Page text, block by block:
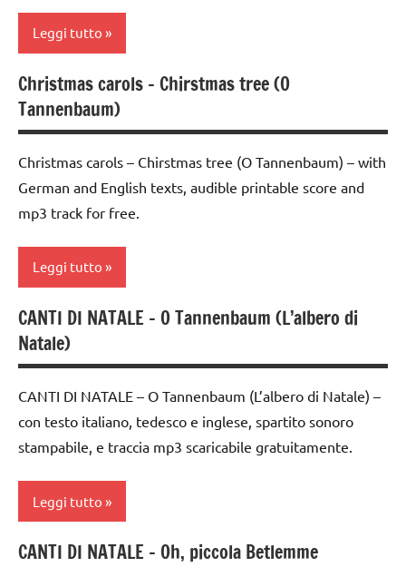
TUTTI GLI
ARGOMENTI
PER ETA'
TUTTI GLI
ARTICOLI
FESTE
DELL'ANNO
INGLESE
MUSICA
ARGOMENTI
PER ETA'
ARTICOLI
classi
1a-5a
3 ai
6
anni
FESTE
DELL'ANNO
MUSICA
Natale
ARGOMENTI
PER ETA'
TUTTI GLI
ARTICOLI
Leggi tutto
canti
di
Natale
canti
natalizi
classi
1a-5a
6
anni
DELL'ANNO
TUTTI GLI
ARGOMENTI
PER ETA'
Christmas carols – Chirstmas tree (O
Tannenbaum)
Christmas carols – Chirstmas tree (O Tannenbaum) – with
German and English texts, audible printable score and
mp3 track for free.
Leggi tutto
canti
di
Natale
canti
natalizi
DOWNLOAD
DELL'ANNO
materiale
CANTI DI NATALE – O Tannenbaum (L’albero di
Natale)
CANTI DI NATALE – O Tannenbaum (L’albero di Natale) –
con testo italiano, tedesco e inglese, spartito sonoro
stampabile, e traccia mp3 scaricabile gratuitamente.
Leggi tutto
canti
CANTI DI NATALE – Oh, piccola Betlemme